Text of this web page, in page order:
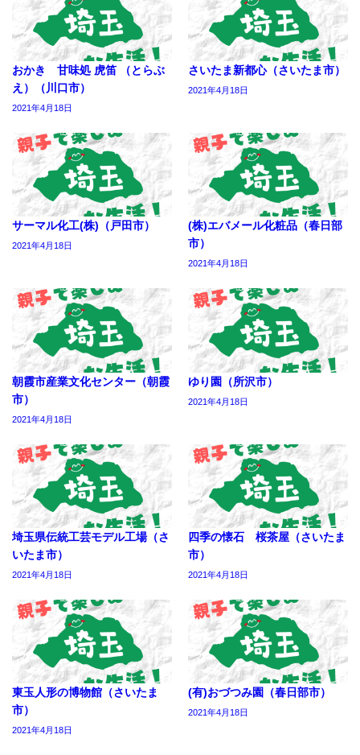
おかき 甘味処 虎笛 （とらぶ
え）（川口市）
2021年4月18日
さいたま新都心（さいたま市）
2021年4月18日
サーマル化工(株)（戸田市）
2021年4月18日
(株)エバメール化粧品（春日部
市）
2021年4月18日
朝霞市産業文化センター（朝霞
市）
2021年4月18日
ゆり園（所沢市）
2021年4月18日
埼玉県伝統工芸モデル工場（さ
いたま市）
2021年4月18日
四季の懐石 桜茶屋（さいたま
市）
2021年4月18日
東玉人形の博物館（さいたま
市）
2021年4月18日
(有)おづつみ園（春日部市）
2021年4月18日